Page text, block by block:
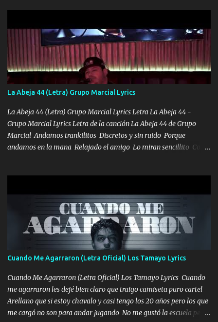
quiso, él tiempo sigue pasando y nunca te olvidaremos, aquí
seguiré esperando hasta volvernos a vernos El recuerdo que yo
tengo de mi mente no se va, en mi corazón me llevo lo mismo que
tu papá, a veces me pongo triste porque no puedo mirarte, mas se
que tu me escuchas porque tu eres mi gran ángel, El desespero me
llega para reunirme contigo, tu iluminas mi sendero por siempre
serás mi niño, del amor que yo te tengo es co...
La Abeja 44 (Letra) Grupo Marcial Lyrics
La Abeja 44 (Letra) Grupo Marcial Lyrics Letra La Abeja 44 -
Grupo Marcial Lyrics Letra de la canción La Abeja 44 de Grupo
Marcial Andamos trankilitos Discretos y sin ruido Porque
andamos en la mana Relajado el amigo Lo miran sencillito Con
coronamos Se jala los marciales Y sus guitarras ya van sonando
Un gallardo me prendo Para agarrar el vuelo y la mente y
tranquilizando Tomense un buen trago Y así es como empezamos
los versos que voy cantando (Music) A vido alta y bajas La carreta
se atora Pero nunca le aflojamos Ya me han pasado cosas Y
aunque ustedes no sepan Pero la vida es muy corta Hay que
echarle chingazos Y seguir trabajando porque nada es...
Cuando Me Agarraron (Letra Oficial) Los Tamayo Lyrics
Cuando Me Agarraron (Letra Oficial) Los Tamayo Lyrics Cuando
me agarraron les dejé bien claro que traigo camiseta puro cartel
Arellano que si estoy chavalo y casi tengo los 20 años pero los que
me cargó no son para andar jugando No me gustó la escuela pero